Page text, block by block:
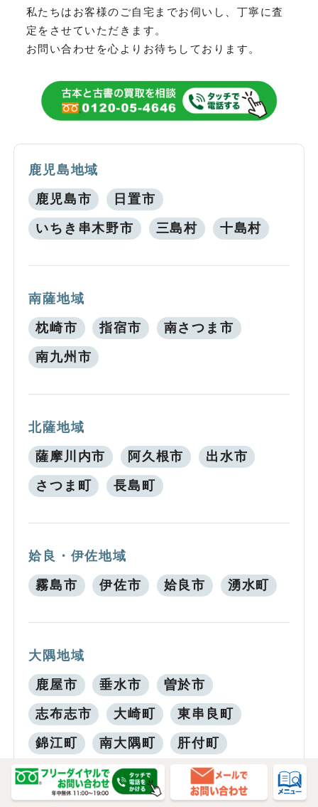
私たちはお客様のご自宅までお伺いし、丁寧に査
定をさせていただきます。
お問い合わせを心よりお待ちしております。
鹿児島地域
鹿児島市 日置市
いちき串木野市 三島村 十島村
南薩地域
枕崎市 指宿市 南さつま市
南九州市
北薩地域
薩摩川内市 阿久根市 出水市
さつま町 長島町
姶良・伊佐地域
霧島市 伊佐市 姶良市 湧水町
大隅地域
鹿屋市 垂水市 曽於市
志布志市 大崎町 東串良町
錦江町 南大隅町 肝付町